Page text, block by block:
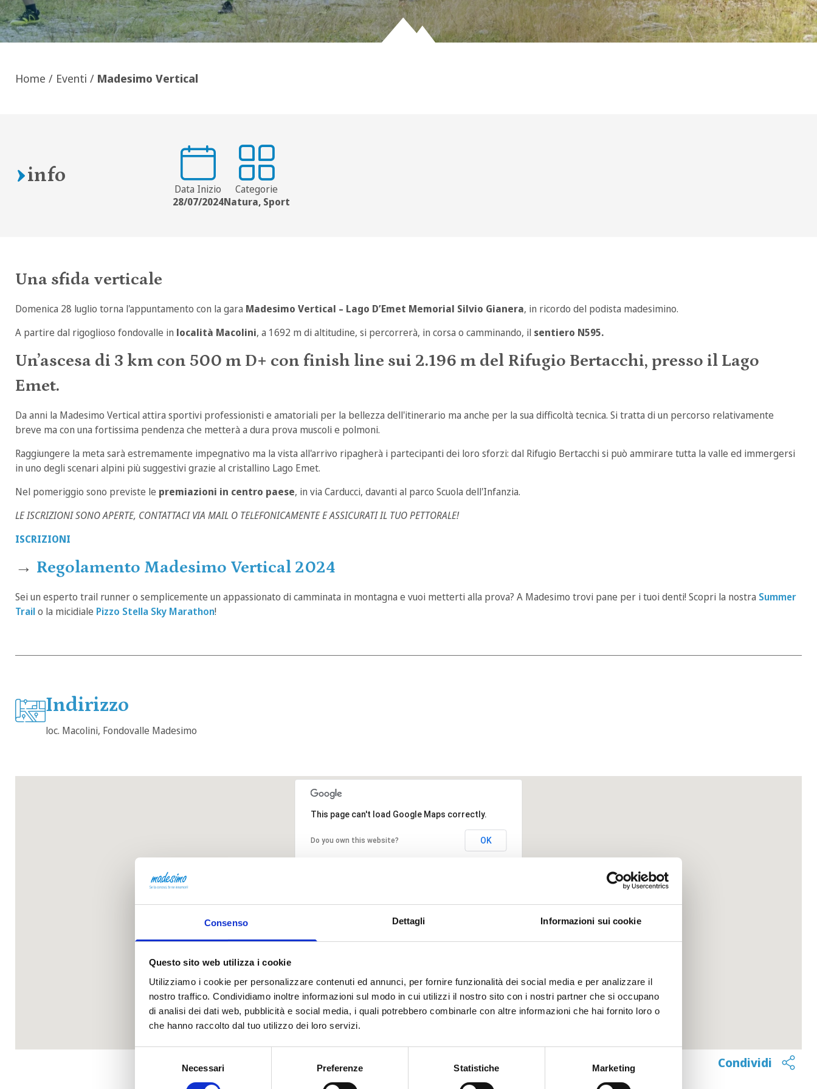
Consenso Dettagli Informazioni sui cookie
Questo sito web utilizza i cookie
Utilizziamo i cookie per personalizzare contenuti ed annunci, per fornire funzionalità dei social media e per analizzare il
nostro traffico. Condividiamo inoltre informazioni sul modo in cui utilizzi il nostro sito con i nostri partner che si occupano
di analisi dei dati web, pubblicità e social media, i quali potrebbero combinarle con altre informazioni che hai fornito loro o
che hanno raccolto dal tuo utilizzo dei loro servizi.
Necessari Preferenze Statistiche Marketing
Home / Eventi / Madesimo Vertical
info
Data Inizio
28/07/2024
Categorie
Natura, Sport
Una sfida verticale
Domenica 28 luglio torna l'appuntamento con la gara Madesimo Vertical – Lago D’Emet Memorial Silvio Gianera, in ricordo del podista madesimino.
A partire dal rigoglioso fondovalle in località Macolini, a 1692 m di altitudine, si percorrerà, in corsa o camminando, il sentiero N595.
Un’ascesa di 3 km con 500 m D+ con finish line sui 2.196 m del Rifugio Bertacchi, presso il Lago
Emet.
Da anni la Madesimo Vertical attira sportivi professionisti e amatoriali per la bellezza dell'itinerario ma anche per la sua difficoltà tecnica. Si tratta di un percorso relativamente
breve ma con una fortissima pendenza che metterà a dura prova muscoli e polmoni.
Raggiungere la meta sarà estremamente impegnativo ma la vista all'arrivo ripagherà i partecipanti dei loro sforzi: dal Rifugio Bertacchi si può ammirare tutta la valle ed immergersi
in uno degli scenari alpini più suggestivi grazie al cristallino Lago Emet.
Nel pomeriggio sono previste le premiazioni in centro paese, in via Carducci, davanti al parco Scuola dell'Infanzia.
LE ISCRIZIONI SONO APERTE, CONTATTACI VIA MAIL O TELEFONICAMENTE E ASSICURATI IL TUO PETTORALE!
ISCRIZIONI
→ Regolamento Madesimo Vertical 2024
Sei un esperto trail runner o semplicemente un appassionato di camminata in montagna e vuoi metterti alla prova? A Madesimo trovi pane per i tuoi denti! Scopri la nostra Summer
Trailo la micidiale Pizzo Stella Sky Marathon!
Indirizzo
loc. Macolini, Fondovalle Madesimo
This page can't load Google Maps correctly.
Do you own this website? OK
Condividi